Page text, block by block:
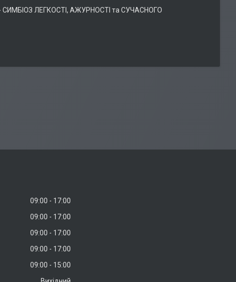
- СИМБІОЗ ЛЕГКОСТІ, АЖУРНОСТІ та СУЧАСНОГО
09:00
17:00
09:00
17:00
09:00
17:00
09:00
17:00
09:00
15:00